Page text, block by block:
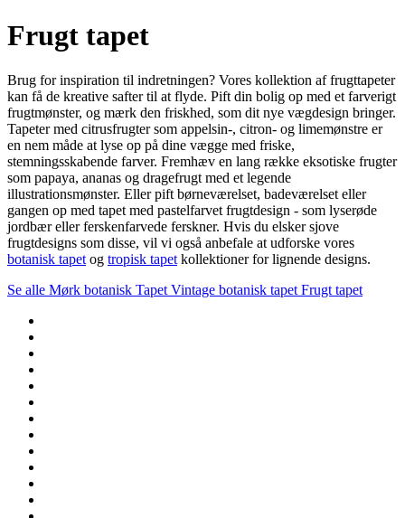
Frugt tapet
Brug for inspiration til indretningen? Vores kollektion af frugttapeter
kan få de kreative safter til at flyde. Pift din bolig op med et farverigt
frugtmønster, og mærk den friskhed, som dit nye vægdesign bringer.
Tapeter med citrusfrugter som appelsin-, citron- og limemønstre er
en nem måde at lyse op på dine vægge med friske,
stemningsskabende farver. Fremhæv en lang række eksotiske frugter
som papaya, ananas og dragefrugt med et legende
illustrationsmønster. Eller pift børneværelset, badeværelset eller
gangen op med tapet med pastelfarvet frugtdesign - som lyserøde
jordbær eller ferskenfarvede ferskner. Hvis du elsker sjove
frugtdesigns som disse, vil vi også anbefale at udforske vores
botanisk tapet og tropisk tapet kollektioner for lignende designs.
Se alle Mørk botanisk Tapet Vintage botanisk tapet Frugt tapet